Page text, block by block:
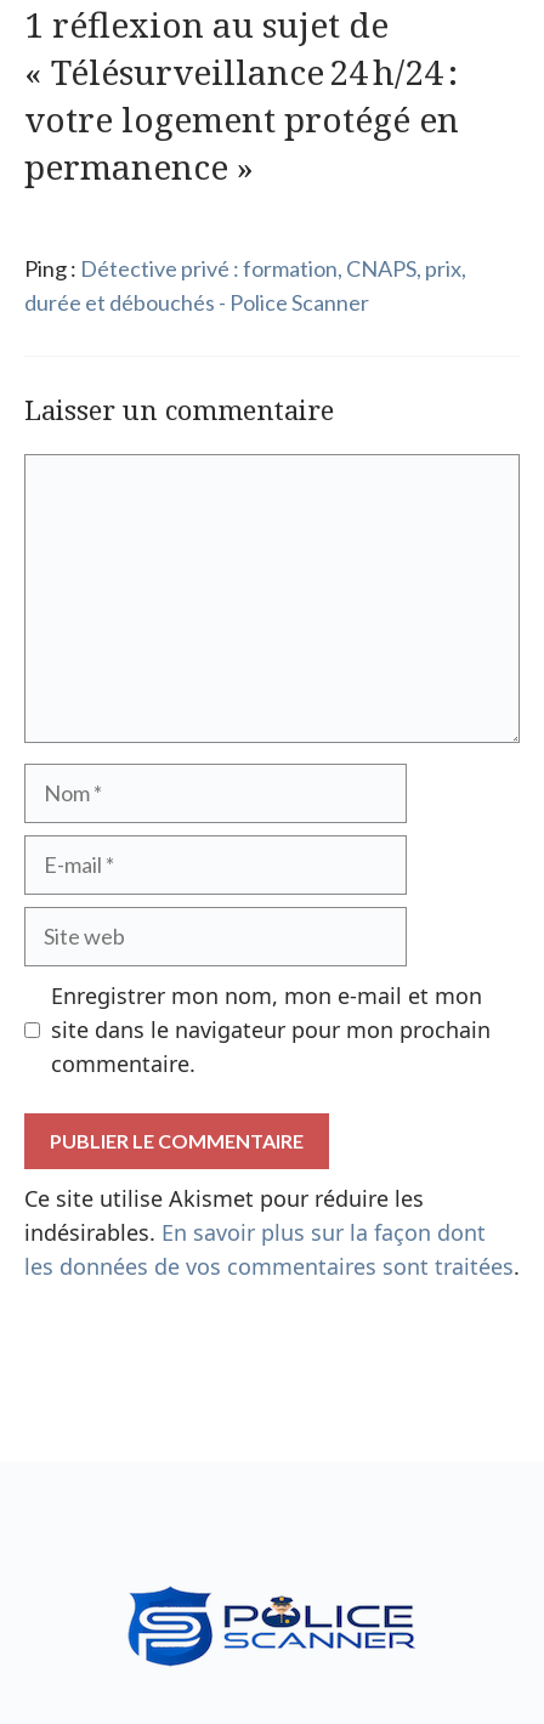
1 réflexion au sujet de
« Télésurveillance 24 h/24 :
votre logement protégé en
permanence »
Ping : Détective privé : formation, CNAPS, prix,
durée et débouchés - Police Scanner
Laisser un commentaire
Nom
Site
Enregistrer mon nom, mon e-mail et mon
site dans le navigateur pour mon prochain
commentaire.
Ce site utilise Akismet pour réduire les
indésirables. En savoir plus sur la façon dont
les données de vos commentaires sont traitées.